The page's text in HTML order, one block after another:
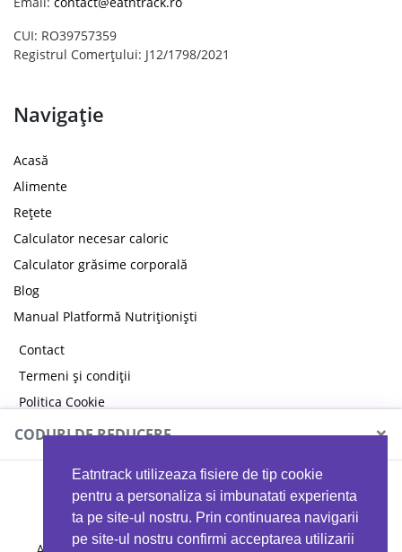
Eatntrack utilizeaza fisiere de tip cookie
pentru a personaliza si imbunatati experienta
ta pe site-ul nostru. Prin continuarea navigarii
pe site-ul nostru confirmi acceptarea utilizarii
CUI: RO39757359
Registrul Comerțului: J12/1798/2021
Navigație
Acasă
Alimente
Rețete
Calculator necesar caloric
Calculator grăsime corporală
Blog
Manual Platformă Nutriționiști
Contact
Termeni și condiții
Politica Cookie
Politica de confidențialitate
CODURI DE REDUCERE ×
MYPROTEIN